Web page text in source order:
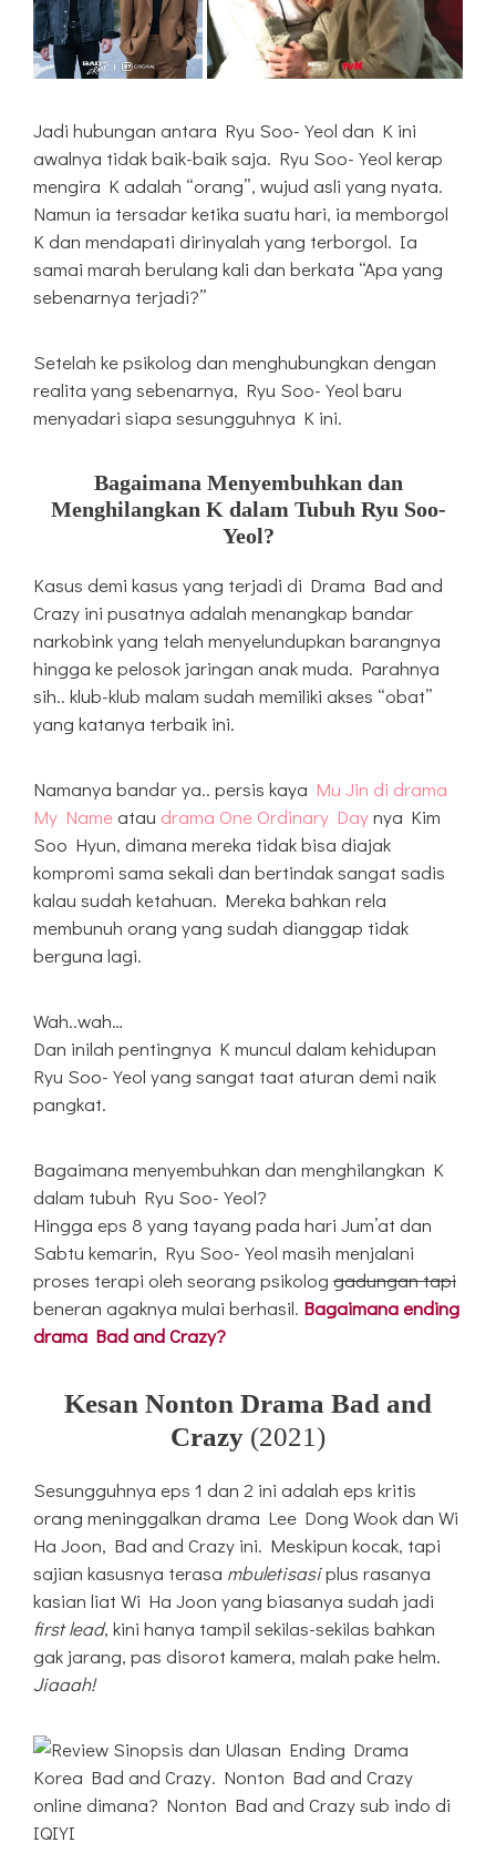
Jadi hubungan antara Ryu Soo-Yeol dan K ini
awalnya tidak baik-baik saja. Ryu Soo-Yeol kerap
mengira K adalah “orang”, wujud asli yang nyata.
Namun ia tersadar ketika suatu hari, ia memborgol
K dan mendapati dirinyalah yang terborgol. Ia
samai marah berulang kali dan berkata “Apa yang
sebenarnya terjadi?”
Setelah ke psikolog dan menghubungkan dengan
realita yang sebenarnya, Ryu Soo-Yeol baru
menyadari siapa sesungguhnya K ini.
Bagaimana Menyembuhkan dan
Menghilangkan K dalam Tubuh Ryu Soo-
Yeol?
Kasus demi kasus yang terjadi di Drama Bad and
Crazy ini pusatnya adalah menangkap bandar
narkobink yang telah menyelundupkan barangnya
hingga ke pelosok jaringan anak muda. Parahnya
sih.. klub-klub malam sudah memiliki akses “obat”
yang katanya terbaik ini.
Namanya bandar ya.. persis kaya Mu Jin di drama
My Name atau drama One Ordinary Daynya Kim
Soo Hyun, dimana mereka tidak bisa diajak
kompromi sama sekali dan bertindak sangat sadis
kalau sudah ketahuan. Mereka bahkan rela
membunuh orang yang sudah dianggap tidak
berguna lagi.
Wah..wah…
Dan inilah pentingnya K muncul dalam kehidupan
Ryu Soo-Yeol yang sangat taat aturan demi naik
pangkat.
Bagaimana menyembuhkan dan menghilangkan K
dalam tubuh Ryu Soo-Yeol?
Hingga eps 8 yang tayang pada hari Jum’at dan
Sabtu kemarin, Ryu Soo-Yeol masih menjalani
proses terapi oleh seorang psikolog gadungan tapi
beneran agaknya mulai berhasil. Bagaimana ending
drama Bad and Crazy?
Kesan Nonton Drama Bad and
Crazy (2021)
Sesungguhnya eps 1 dan 2 ini adalah eps kritis
orang meninggalkan drama Lee Dong Wook dan Wi
Ha Joon, Bad and Crazy ini. Meskipun kocak, tapi
sajian kasusnya terasa mbuletisasiplus rasanya
kasian liat Wi Ha Joon yang biasanya sudah jadi
first lead, kini hanya tampil sekilas-sekilas bahkan
gak jarang, pas disorot kamera, malah pake helm.
Jiaaah!